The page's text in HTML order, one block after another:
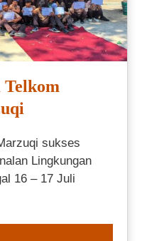
sukses
Lingkungan
16 – 17 Juli